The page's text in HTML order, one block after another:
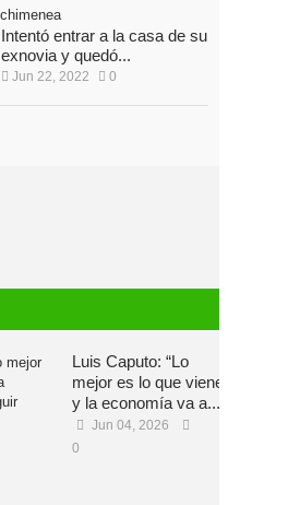
Intentó entrar a la casa de su
exnovia y quedó...
Jun 22, 2022 0
Luis Caputo: “Lo
mejor es lo que viene
y la economía va a...
Jun 04, 2026
0